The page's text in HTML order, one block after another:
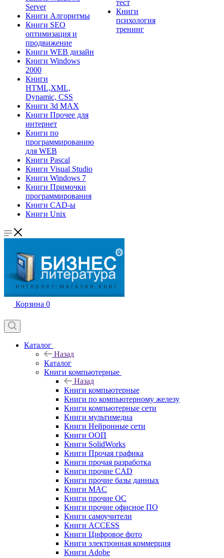
Server
Книги Алгоритмы
Книги SEO
оптимизация и
продвижение
Книги WEB дизайн
Книги Windows
2000
Книги
HTML,XML,
Dynamic, CSS
Книги 3d MAX
Книги Прочее для
интернет
Книги по
программированию
для WEB
Книги Pascal
Книги Visual Studio
Книги Windows 7
Книги Примочки
программирования
Книги CAD-ы
Книги Unix
тест
Книги
психология
тренинг
Корзина 0
Каталог
Назад
Каталог
Книги компьютерные
Назад
Книги компьютерные
Книги по компьютерному железу
Книги компьютерные сети
Книги мультимедиа
Книги Нейронные сети
Книги ООП
Книги SolidWorks
Книги Прочая графика
Книги прочая разработка
Книги прочие CAD
Книги прочие базы данных
Книги MAC
Книги прочие ОС
Книги прочие офисное ПО
Книги самоучители
Книги ACCESS
Книги Цифровое фото
Книги электронная коммерция
Книги Adobe